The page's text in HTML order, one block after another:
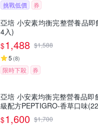
挑戰低價 券
亞培 小安素均衡完整營養品
4入)
$1,488 $1,588
5 (8)
限時下殺 券
亞培 小安素均衡完整營養品即
級配方PEPTIGRO-香草口味
$1,600 $1,700